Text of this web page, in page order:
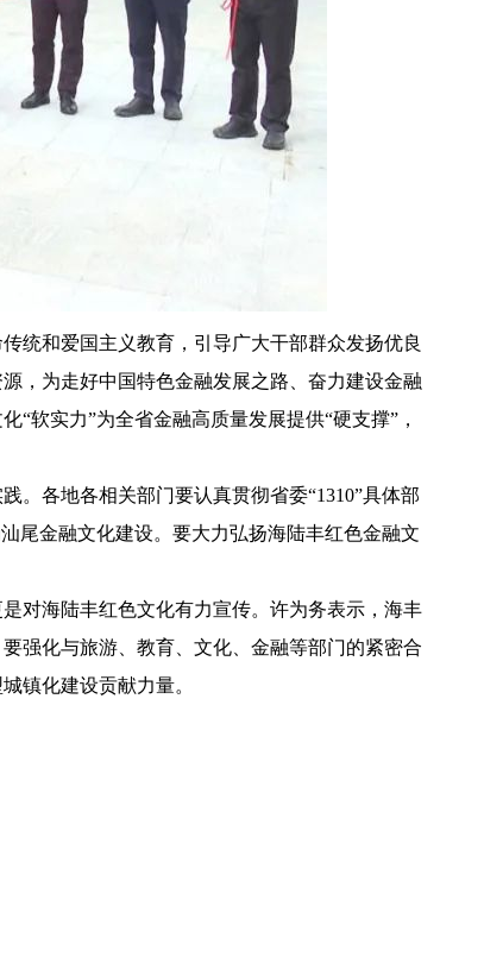
和爱国主义教育，引导广大干部群众发扬优良
，为走好中国特色金融发展之路、奋力建设金融
软实力”为全省金融高质量发展提供“硬支撑”，
各地各相关部门要认真贯彻省委“1310”具体部
尾金融文化建设。要大力弘扬海陆丰红色金融文
对海陆丰红色文化有力宣传。许为务表示，海丰
强化与旅游、教育、文化、金融等部门的紧密合
镇化建设贡献力量。